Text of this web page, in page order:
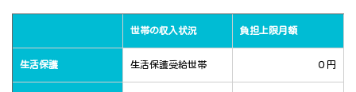
世帯の収入状況 負担上限月額
生活保護 生活保護受給世帯 ０円